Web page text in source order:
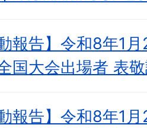
動報告】令和8年1
国大会出場者 表
動報告】令和8年1